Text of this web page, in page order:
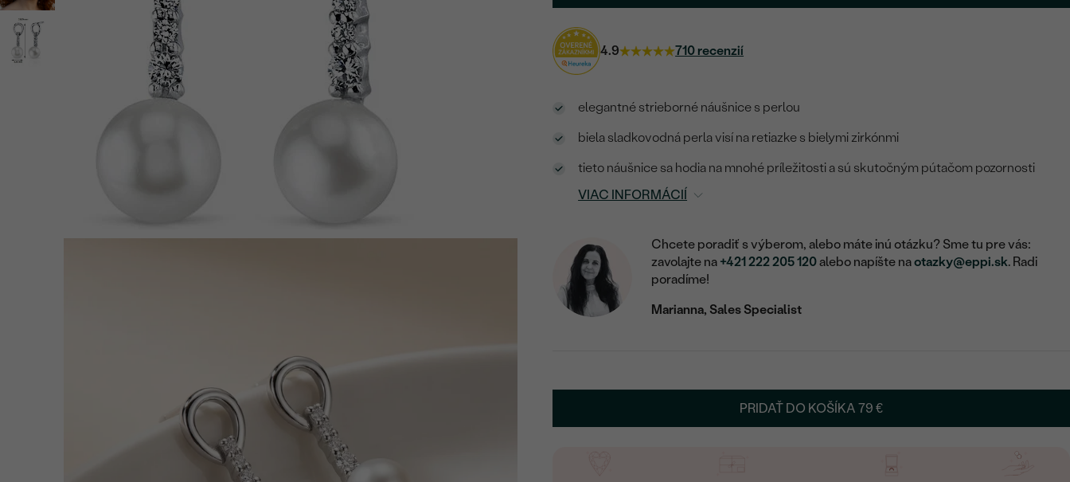
4.9 710 recenzií
elegantné strieborné náušnice s perlou
biela sladkovodná perla visí na retiazke s bielymi zirkónmi
tieto náušnice sa hodia na mnohé príležitosti a sú skutočným pútačom pozornosti
VIAC INFORMÁCIÍ
Chcete poradiť s výberom, alebo máte inú otázku? Sme tu pre vás:
zavolajte na +421 222 205 120alebo napíšte naotazky@eppi.sk. Radi
poradíme!
Marianna, Sales Specialist
PRIDAŤ DO KOŠÍKA79 €